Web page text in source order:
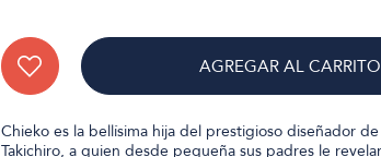
AGREGAR AL CARRITO
Chieko es la bellísima hija del prestigioso diseñador
Takichiro, a quien desde pequeña sus padres le